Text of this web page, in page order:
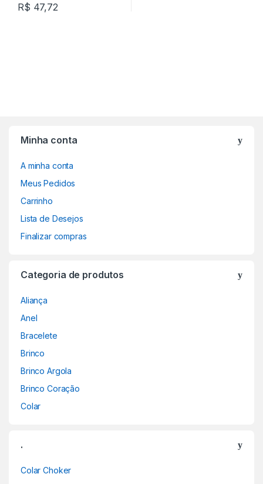
R$ 47,72
Minha conta
A minha conta
Meus Pedidos
Carrinho
Lista de Desejos
Finalizar compras
Categoria de produtos
Aliança
Anel
Bracelete
Brinco
Brinco Argola
Brinco Coração
Colar
.
Colar Choker